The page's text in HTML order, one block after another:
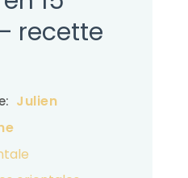
recette
Julien